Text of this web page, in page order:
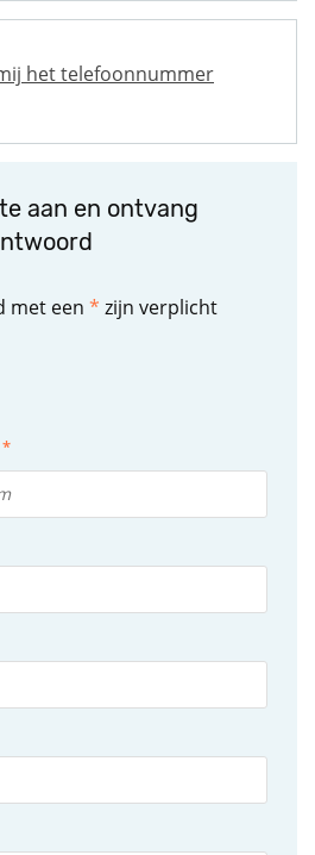
het telefoonnummer
aan en ontvang
met een * zijn verplicht